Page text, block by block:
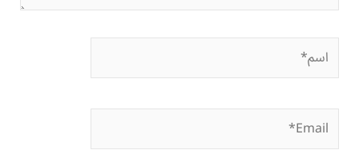
اسم*
Email*